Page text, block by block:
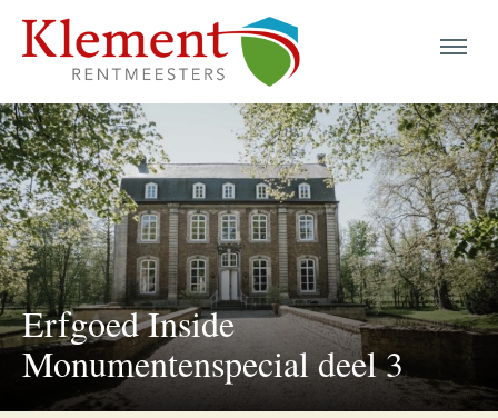
Erfgoed Inside
Monumentenspecial deel 3